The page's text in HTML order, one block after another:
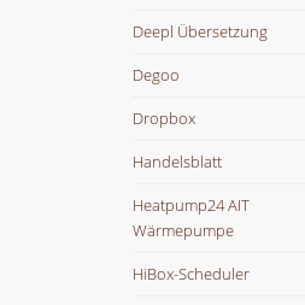
Deepl Übersetzung
Degoo
Dropbox
Handelsblatt
Heatpump24 AIT
Wärmepumpe
HiBox-Scheduler